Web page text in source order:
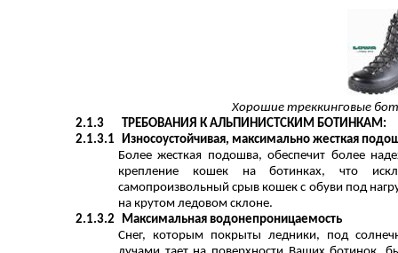
Хорошие треккинговые
2.1.3
ТРЕБОВАНИЯ К АЛЬПИНИСТСКИМ БОТИНКАМ:
2.1.3.1 Износоустойчивая, максимально жесткая
Более жесткая подошва, обеспечит более
крепление кошек на ботинках, что
самопроизвольный срыв кошек с обуви под
на крутом ледовом склоне.
2.1.3.2
Максимальная водонепроницаемость
Снег, которым покрыты ледники, под